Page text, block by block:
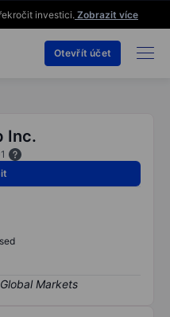
investici. Zobrazit více
Otevřít účet
Inc.